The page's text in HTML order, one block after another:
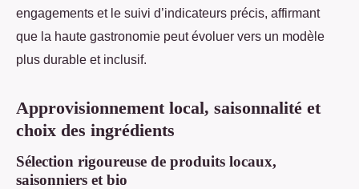
engagements et le suivi d’indicateurs précis, affirmant
que la haute gastronomie peut évoluer vers un modèle
plus durable et inclusif.
Approvisionnement local, saisonnalité et
choix des ingrédients
Sélection rigoureuse de produits locaux,
saisonniers et bio